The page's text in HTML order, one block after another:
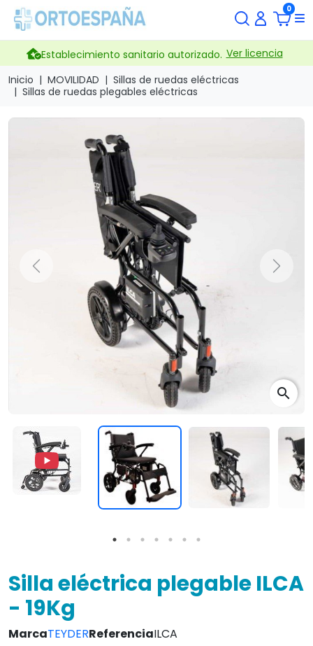
0
Establecimiento sanitario autorizado. Ver licencia
Inicio
MOVILIDAD
Sillas de ruedas eléctricas
Sillas de ruedas plegables eléctricas
Previous Next
search
Silla eléctrica plegable ILCA
- 19Kg
MarcaTEYDERReferenciaILCA